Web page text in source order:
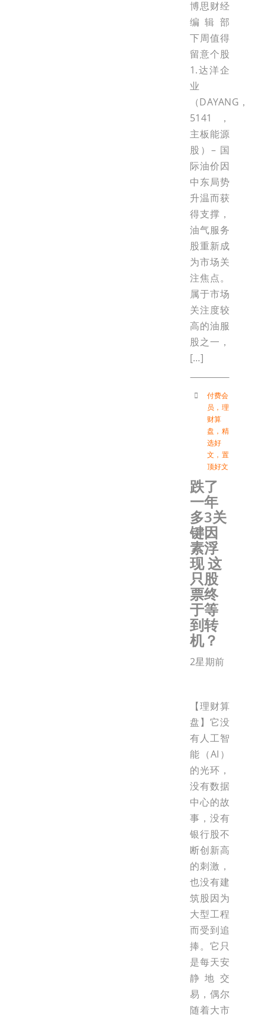
博思财经
编辑部
下周值得
留意个股
1.达洋企
业
（DAYANG，
5141，
主板能源
股）– 国
际油价因
中东局势
升温而获
得支撑，
油气服务
股重新成
为市场关
注焦点。
属于市场
关注度较
高的油服
股之一，
[…]
付费会
员 ， 理
财算
盘 ， 精
选好
文 ， 置
顶好文
跌了
一年
多3关
键因
素浮
现 这
只股
票终
于等
到转
机？
2星期前
【理财算
盘】它没
有人工智
能（AI）
的光环，
没有数据
中心的故
事，没有
银行股不
断创新高
的刺激，
也没有建
筑股因为
大型工程
而受到追
捧。它只
是每天安
静地交
易，偶尔
随着大市